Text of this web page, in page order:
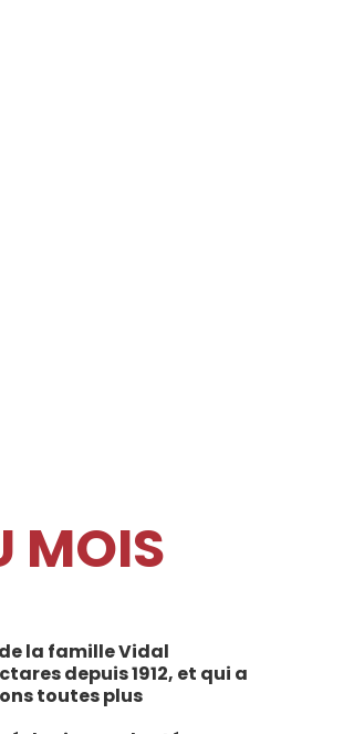
MOIS
la famille Vidal
depuis 1912, et qui a
toutes plus